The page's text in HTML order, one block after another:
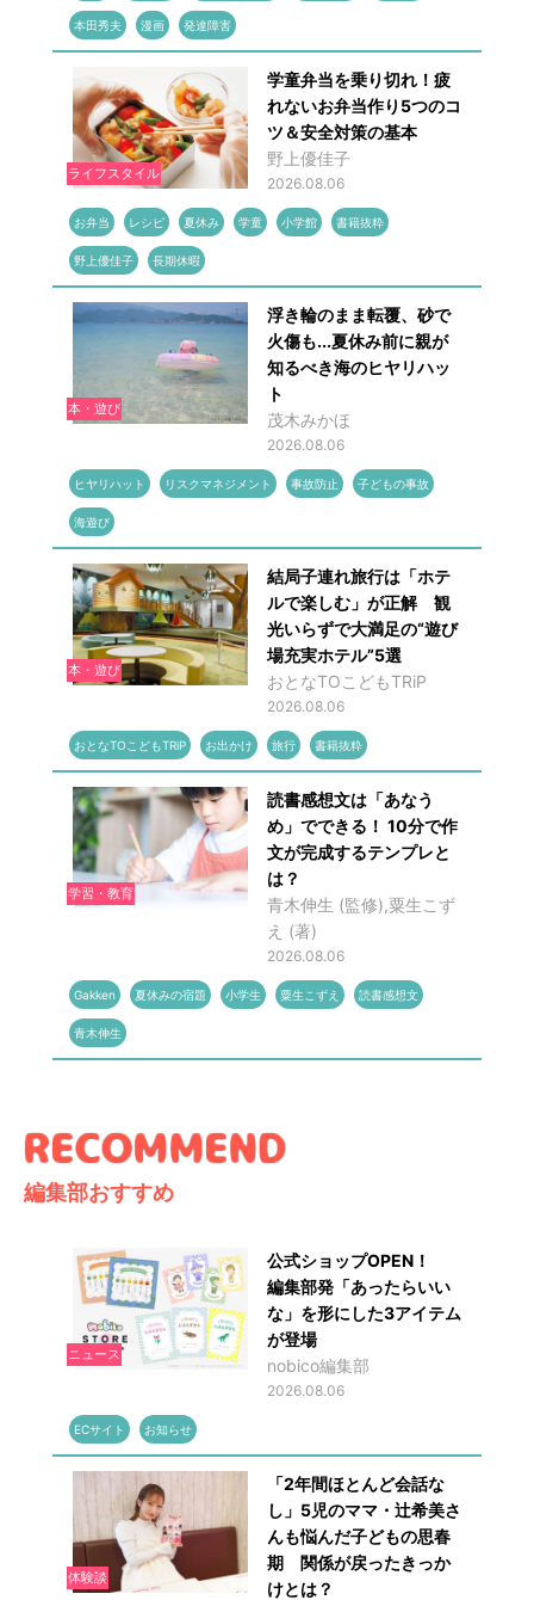
本田秀夫 漫画 発達障害
ライフスタイル
学童弁当を乗り切れ！疲
れないお弁当作り5つのコ
ツ＆安全対策の基本
野上優佳子
2026.08.06
お弁当 レシピ 夏休み 学童 小学館 書籍抜粋
野上優佳子 長期休暇
本・遊び
浮き輪のまま転覆、砂で
火傷も...夏休み前に親が
知るべき海のヒヤリハッ
ト
茂木みかほ
2026.08.06
ヒヤリハット リスクマネジメント 事故防止 子どもの事故
海遊び
本・遊び
結局子連れ旅行は「ホテ
ルで楽しむ」が正解 観
光いらずで大満足の“遊び
場充実ホテル”5選
おとなTOこどもTRiP
2026.08.06
おとなTOこどもTRiP お出かけ 旅行 書籍抜粋
学習・教育
読書感想文は「あなう
め」でできる！ 10分で作
文が完成するテンプレと
は？
青木伸生 (監修),粟生こず
え (著)
2026.08.06
Gakken 夏休みの宿題 小学生 粟生こずえ 読書感想文
青木伸生
編集部おすすめ
ニュース
公式ショップOPEN！
編集部発「あったらいい
な」を形にした3アイテム
が登場
nobico編集部
2026.08.06
ECサイト お知らせ
体験談
「2年間ほとんど会話な
し」5児のママ・辻希美さ
んも悩んだ子どもの思春
期 関係が戻ったきっか
けとは？